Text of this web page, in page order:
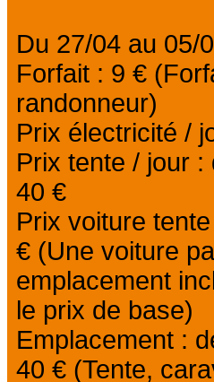
Du 27/04 au 05/
Forfait : 9 €
randonneur)
Prix électricité /
Prix tente / jour :
40 €
Prix voiture
€ (Une voiture
emplacement
le prix de base)
Emplacement :
40 € (Tente,